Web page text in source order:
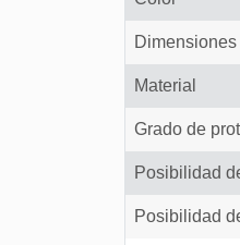
Material
Grado de
Posibilidad
Posibilidad